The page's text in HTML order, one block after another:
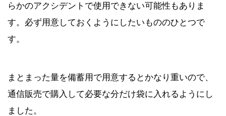
らかのアクシデントで使用できない可能性もありま
す。必ず用意しておくようにしたいもののひとつで
す。
まとまった量を備蓄用で用意するとかなり重いので、
通信販売で購入して必要な分だけ袋に入れるようにし
ました。